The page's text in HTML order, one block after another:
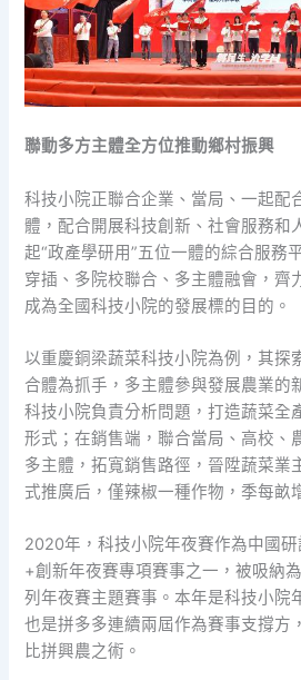
聯動多方主體全方位推動鄉村振興
科技小院正聯合企業、當局、一起配
體，配合開展科技創新、社會服務和
起“政產學研用”五位一體的綜合服務
穿插、多院校聯合、多主體融會，齊
成為全國科技小院的發展標的目的。
以重慶銅梁蔬菜科技小院為例，其探
合體為抓手，多主體參與發展農業的
科技小院負責分析問題，打造蔬菜全
形式；在銷售端，聯合當局、高校、
多主體，拓寬銷售路徑，晉陞蔬菜業
式推廣后，僅辣椒一種作物，季每畝
2020年，科技小院年夜賽作為中國
+創新年夜賽專項賽事之一，被吸納
列年夜賽主題賽事。本年是科技小院
也是拼多多連續兩屆作為賽事支撐方
比拼興農之術。